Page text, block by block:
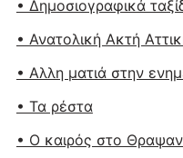
• Δημοσιογραφικά
• Ανατολική Ακτή
• Αλλη ματιά στην
• Τα ρέστα
• Ο καιρός στο